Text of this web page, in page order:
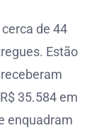
de 44
Estão
35.584 em
enquadram